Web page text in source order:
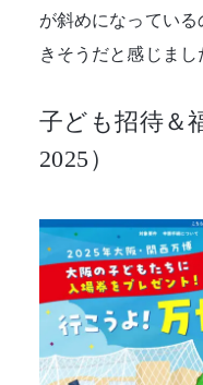
が斜めになってい
きそうだと感じまし
子ども招待＆
2025）